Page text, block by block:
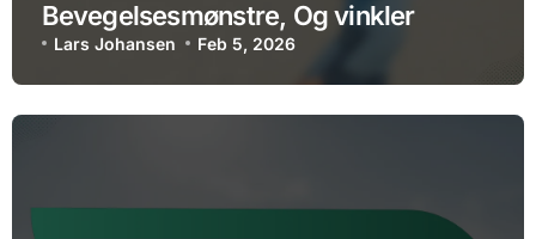
Bevegelsesmønstre, Og vinkler
Lars Johansen Feb 5, 2026